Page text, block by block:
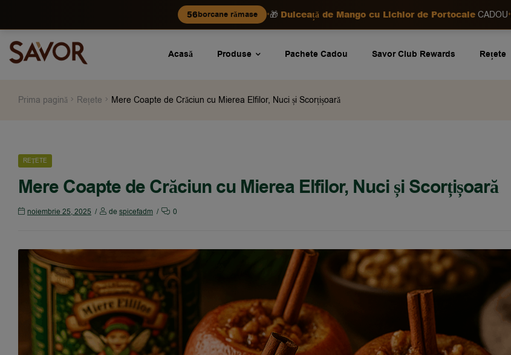
56borcane rămase •🎁 Dulceață de Mango cu Lichior de Portocale CADOU•
Acasă Produse Pachete Cadou Savor Club Rewards Rețete
Prima pagină Rețete Mere Coapte de Crăciun cu Mierea Elfilor, Nuci și Scorțișoară
REȚETE
Mere Coapte de Crăciun cu Mierea Elfilor, Nuci și Scorțișoară
noiembrie 25, 2025 de spicefadm 0